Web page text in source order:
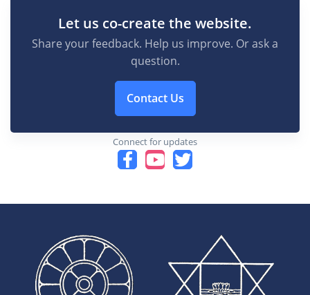
Let us co-create the website.
Share your feedback. Help us improve. Or ask a
question.
Contact Us
Connect for updates